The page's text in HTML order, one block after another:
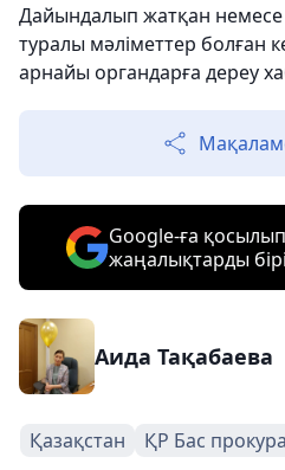
Дайындалып жатқан
туралы мәліметтер болған
арнайы органдарға дереу
Google-ға
жаңалықтарды
Аида Тақабаева
Қазақстан ҚР Бас